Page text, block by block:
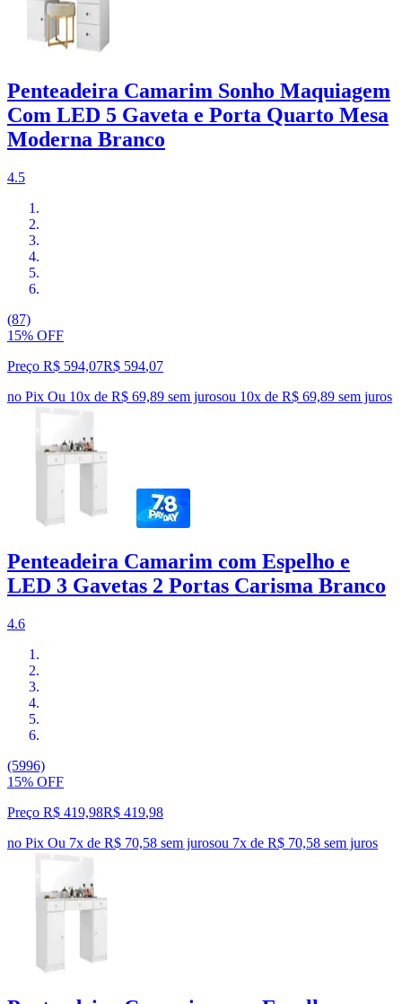
Penteadeira Camarim Sonho Maquiagem
Com LED 5 Gaveta e Porta Quarto Mesa
Moderna Branco
4.5
(87)
15% OFF
Preço R$ 594,07R$ 594,07
no Pix Ou 10x de R$ 69,89 sem jurosou 10x de R$ 69,89 sem juros
Penteadeira Camarim com Espelho e
LED 3 Gavetas 2 Portas Carisma Branco
4.6
(5996)
15% OFF
Preço R$ 419,98R$ 419,98
no Pix Ou 7x de R$ 70,58 sem jurosou 7x de R$ 70,58 sem juros